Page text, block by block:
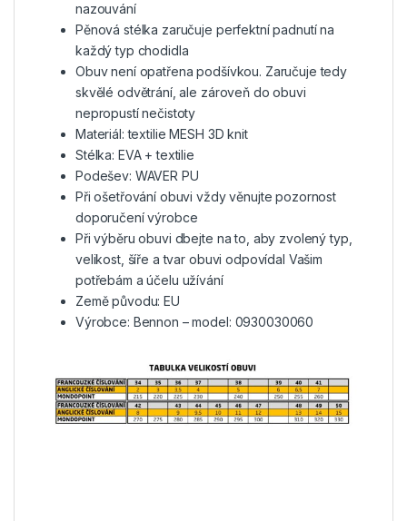
nazouvání
Pěnová stélka zaručuje perfektní padnutí na
každý typ chodidla
Obuv není opatřena podšívkou. Zaručuje tedy
skvělé odvětrání, ale zároveň do obuvi
nepropustí nečistoty
Materiál: textilie MESH 3D knit
Stélka: EVA + textilie
Podešev: WAVER PU
Při ošetřování obuvi vždy věnujte pozornost
doporučení výrobce
Při výběru obuvi dbejte na to, aby zvolený typ,
velikost, šíře a tvar obuvi odpovídal Vašim
potřebám a účelu užívání
Země původu: EU
Výrobce: Bennon – model: 0930030060